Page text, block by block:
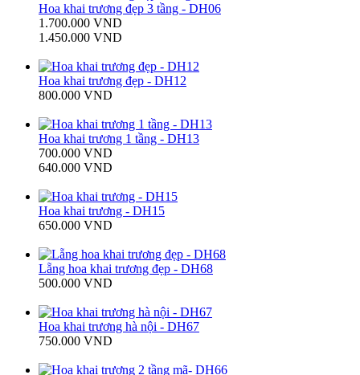
Hoa khai trương đẹp 3 tầng - DH06
1.700.000 VND
1.450.000 VND
Hoa khai trương đẹp - DH12
800.000 VND
Hoa khai trương 1 tầng - DH13
700.000 VND
640.000 VND
Hoa khai trương - DH15
650.000 VND
Lẵng hoa khai trương đẹp - DH68
500.000 VND
Hoa khai trương hà nội - DH67
750.000 VND